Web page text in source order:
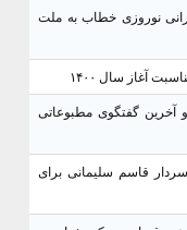
نوروزی خطاب به ملت
آغاز سال ۱۴۰۰
آخرین گفتگوی مطبوعاتی
قاسم سلیمانی برای